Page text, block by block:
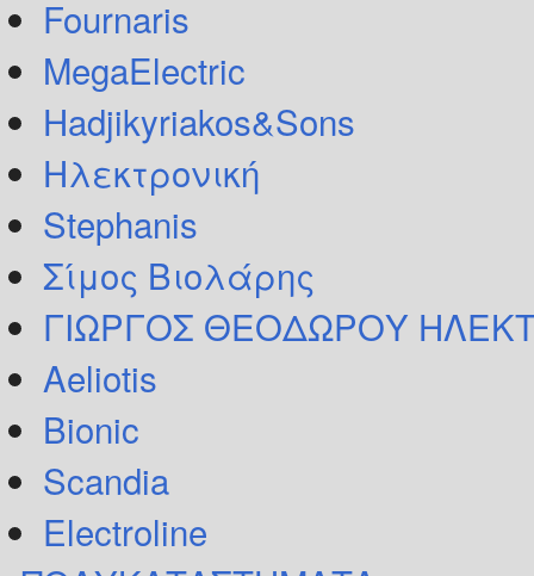
Fournaris
MegaElectric
Hadjikyriakos&Sons
Ηλεκτρονική
Stephanis
Σίμος Βιολάρης
ΓΙΩΡΓΟΣ ΘΕΟΔΩΡΟΥ
Aeliotis
Bionic
Scandia
Electroline